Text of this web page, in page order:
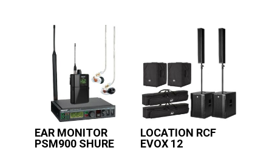
EAR MONITOR
PSM900 SHURE
LOCATION RCF
EVOX 12